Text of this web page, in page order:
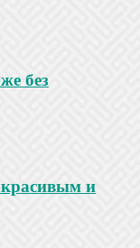
без
красивым и